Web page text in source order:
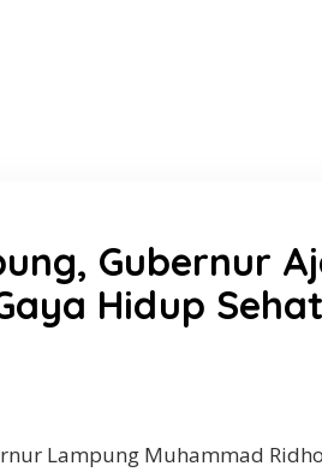
Gubernur
Hidup Sehat
Lampung Muhammad